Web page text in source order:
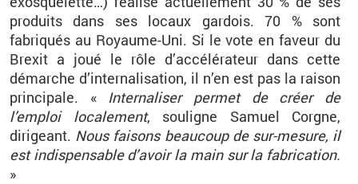
produits dans ses locaux gardois. 70 % sont
fabriqués au Royaume-Uni. Si le vote en faveur du
Brexit a joué le rôle d’accélérateur dans cette
démarche d’internalisation, il n’en est pas la raison
principale. « Internaliser permet de créer de
l’emploi localement, souligne Samuel Corgne,
dirigeant. Nous faisons beaucoup de sur-mesure, il
est indispensable d’avoir la main sur la fabrication.
»